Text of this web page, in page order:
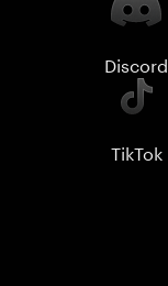
Discord
TikTok